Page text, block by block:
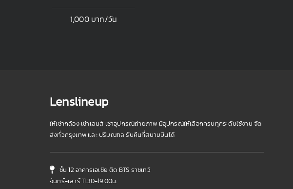
1,000 บาท/วัน
Lenslineup
ให้เช่ากล้อง เช่าเลนส์ เช่าอุปกรณ์ถ่ายภาพ มีอุปกรณ์ให้เลือกครบทุกระดับใช้งาน จัด
ส่งทั่วกรุงเทพ และ ปริมณฑล รับคืนที่สนามบินได้
ชั้น 12 อาคารเอเชีย ติด BTS ราชเทวี
จันทร์-เสาร์ 11.30-19.00น.